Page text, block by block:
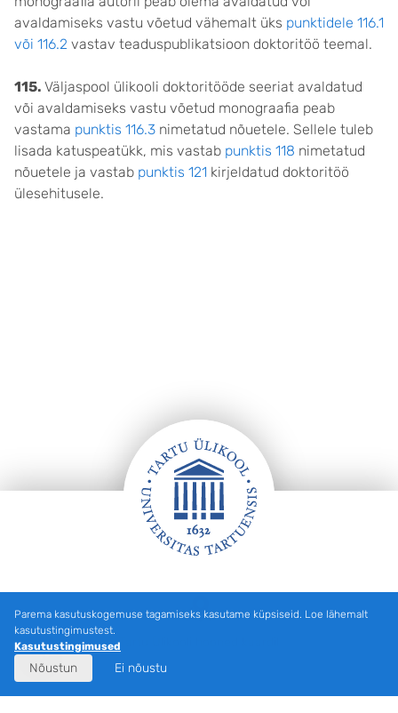
avaldamiseks vastu võetud vähemalt üks punktidele 116.1
või 116.2 vastav teaduspublikatsioon doktoritöö teemal.
115. Väljaspool ülikooli doktoritööde seeriat avaldatud
või avaldamiseks vastu võetud monograafia peab
vastama punktis 116.3 nimetatud nõuetele. Sellele tuleb
lisada katuspeatükk, mis vastab punktis 118 nimetatud
nõuetele ja vastab punktis 121 kirjeldatud doktoritöö
ülesehitusele.
Tartu Ülikooli hooned kaardil
Parema kasutuskogemuse tagamiseks kasutame küpsiseid. Loe lähemalt
kasutustingimustest.
Kasutustingimused
Nõustun Ei nõustu